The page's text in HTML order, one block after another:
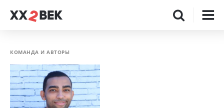
КОМАНДА И АВТОРЫ